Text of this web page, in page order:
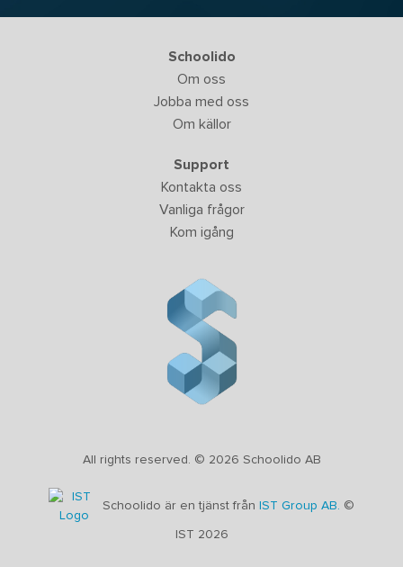
Schoolido
Om oss
Jobba med oss
Om källor
Support
Kontakta oss
Vanliga frågor
Kom igång
All rights reserved. © 2026 Schoolido AB
Schoolido är en tjänst från IST Group AB. ©
IST 2026